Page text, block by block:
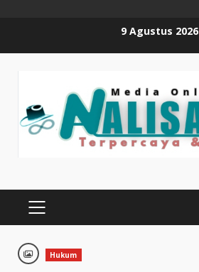
9 Agustus 2026
PRIMARY
Hukum